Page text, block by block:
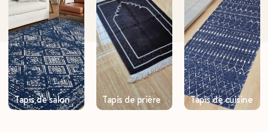
salon Tapis de prière Tapis de cuisine Tapis